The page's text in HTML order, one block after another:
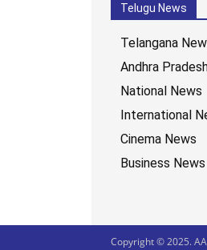
Telugu News
Telangana
Andhra
National News
International
Cinema News
Business News
Copyright © 2025.